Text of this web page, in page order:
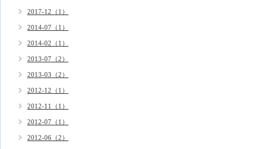
2017-12（1）
2014-07（1）
2014-02（1）
2013-07（2）
2013-03（2）
2012-12（1）
2012-11（1）
2012-07（1）
2012-06（2）